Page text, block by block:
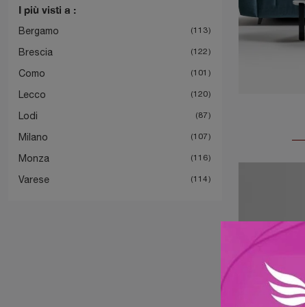
I più visti a :
Bergamo 113
Brescia 122
Como 101
Lecco 120
Lodi 87
Milano 107
Monza 116
Varese 114